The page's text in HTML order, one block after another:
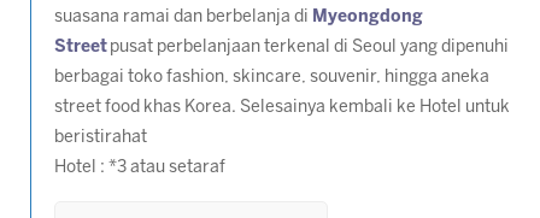
suasana ramai dan berbelanja di Myeongdong
Street pusat perbelanjaan terkenal di Seoul yang dipenuhi
berbagai toko fashion, skincare, souvenir, hingga aneka
street food khas Korea. Selesainya kembali ke Hotel untuk
beristirahat
Hotel : *3 atau setaraf